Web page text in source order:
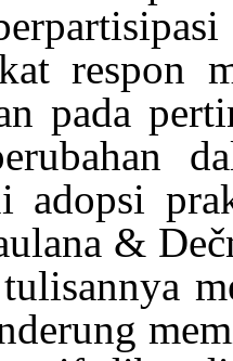
respon
pada
adopsi
&